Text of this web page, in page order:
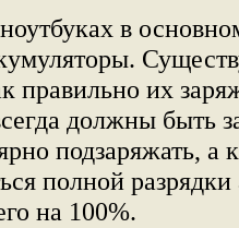
в
правильно их
должны быть
подзаряжать, а
полной
на 100%.